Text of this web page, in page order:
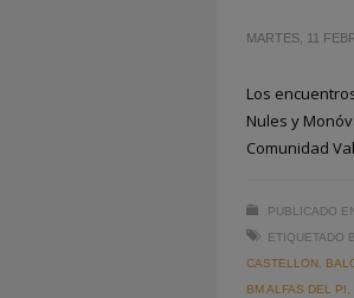
MARTES, 11
Los
Nules y
Comunidad
PUBLICADO
ETIQUETADO
CASTELLON
BM ALFAS DEL PI